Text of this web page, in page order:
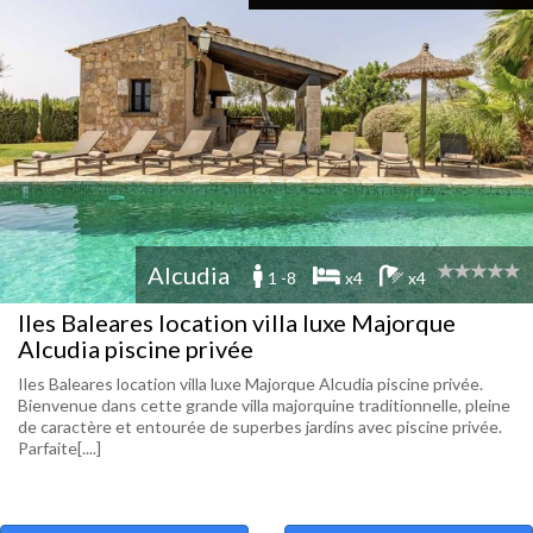
Alcudia 1 -8 x4 x4
Iles Baleares location villa luxe Majorque
Alcudia piscine privée
Iles Baleares location villa luxe Majorque Alcudia piscine privée.
Bienvenue dans cette grande villa majorquine traditionnelle, pleine
de caractère et entourée de superbes jardins avec piscine privée.
Parfaite[....]